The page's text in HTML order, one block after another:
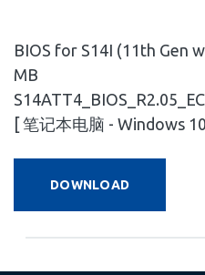
BIOS for S14I (11th Gen
MB
[ 笔记本电脑 - Windows
DOWNLOAD